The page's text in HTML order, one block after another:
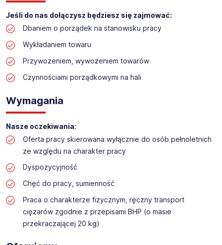
polskich agencji zatrudnienia. W ciągu wielu lat naszej
działalności daliśmy pracę przeszło 50 000 pracowników
w całym kraju. Skutecznie znajdujemy pracowników dla
największych firm, jak również małych rodzinnych
przedsiębiorstw w Polsce. Agencja jest wpisana pod nr
stanowisko:
Lokalizacja: Bielany Wrocławskie
Jeśli do nas dołączysz będziesz się zajmować:
Dbaniem o porządek na stanowisku pracy
Wykładaniem towaru
Przywożeniem, wywożeniem towarów
Czynnościami porządkowymi na hali
Wymagania
Nasze oczekiwania:
Oferta pracy skierowana wyłącznie do osób pełnoletnich
ze względu na charakter pracy
Dyspozycyjność
Chęć do pracy, sumienność
Praca o charakterze fizycznym, ręczny transport
ciężarów zgodnie z przepisami BHP (o masie
przekraczającej 20 kg)